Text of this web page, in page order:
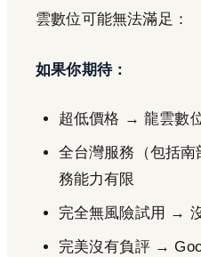
雲數位可能無法滿足：
如果你期待：
超低價格 → 龍雲數
全台灣服務（包括
務能力有限
完全無風險試用 →
完美沒有負評 →